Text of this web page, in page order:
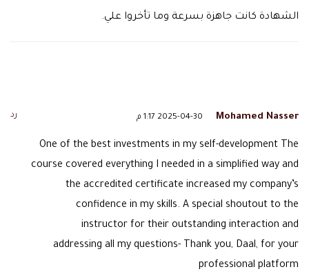
الشهادة كانت جاهزة بسرعة وما تأخروا علي.
Mohamed Nasser 2025-04-30 1:17 م رد
One of the best investments in my self-development The
course covered everything I needed in a simplified way and
the accredited certificate increased my company’s
confidence in my skills. A special shoutout to the
instructor for their outstanding interaction and
addressing all my questions- Thank you, Daal, for your
professional platform